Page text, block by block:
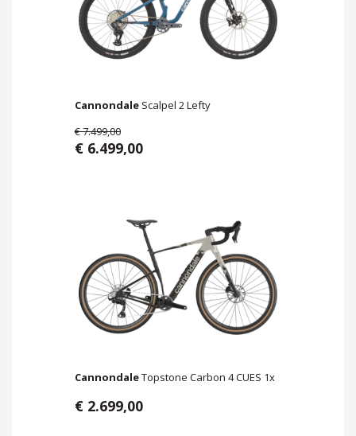
Cannondale Scalpel 2 Lefty
€ 7.499,00
€ 6.499,00
CannondaleTopstone Carbon 4 CUES 1x
€ 2.699,00